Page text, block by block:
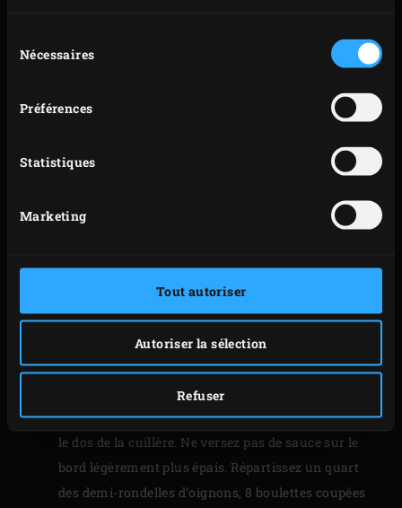
duNécessaires
Préférences
Statistiques
Marketing
Tout autoriser
Autoriser la sélection
Refuser
cuisson au moins 20 minutes afin qu’elle soit bien
chaude.
Pour la garniture, épluchez l’oignon et coupez-le en
demi-rondelles fines. Coupez les boulettes de mini
votre plan de travail préalablement bien fariné
pour éviter que la boule ne colle, vous pouvez la
Pendant que vous étalez la pâte, tournez-la chaque
fois d’un quart de tour afin d’obtenir une belle
forme ronde. Avec vos mains, veillez à ce que le
bord du fond de la pizza soit légèrement plus épais
que le reste du fond.
Versez 4 cuillères à soupe de sauce tomate sur le
fond de la pizza et lissez en faisant des cercles avec
le dos de la cuillère. Ne versez pas de sauce sur le
bord légèrement plus épais. Répartissez un quart
des demi-rondelles d’oignons, 8 boulettes coupées